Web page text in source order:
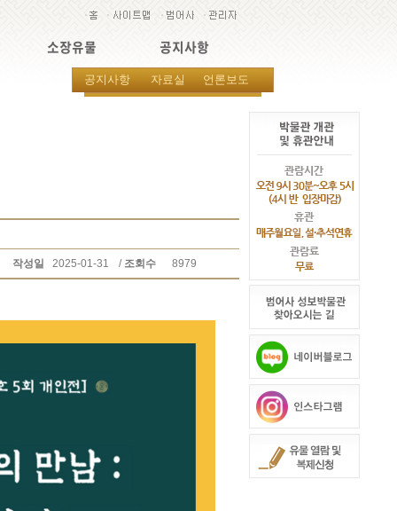
소장유물 공지사항
공지사항 자료실 언론보도
작성일 2025-01-31 / 조회수 8979